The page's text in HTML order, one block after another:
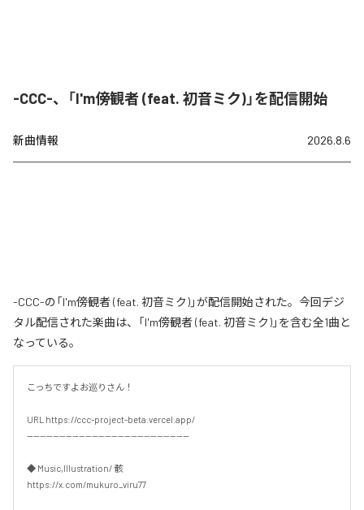
-CCC-、「I'm傍観者 (feat. 初音ミク)」を配信開始
新曲情報 2026.8.6
-CCC-の「I'm傍観者 (feat. 初音ミク)」が配信開始された。今回デジ
タル配信された楽曲は、「I'm傍観者 (feat. 初音ミク)」を含む全1曲と
なっている。
こっちですよお巡りさん！
URL https://ccc-project-beta.vercel.app/
--------------------------------------------------
◆ Music,Illustration/ 骸
https://x.com/mukuro_viru77